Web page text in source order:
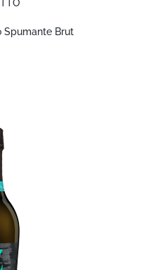
Spumante Brut